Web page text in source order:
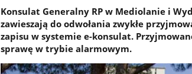
Konsulat Generalny RP w Mediolanie i
zawieszają do odwołania zwykłe
zapisu w systemie e-konsulat.
sprawę w trybie alarmowym.